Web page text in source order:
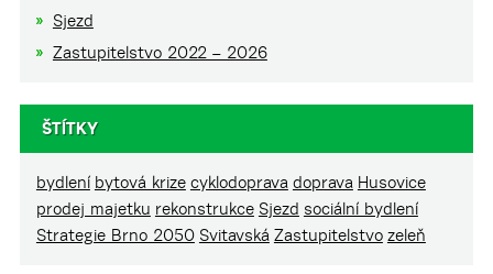
Sjezd
Zastupitelstvo 2022 – 2026
ŠTÍTKY
bydlení bytová krize cyklodoprava doprava Husovice
prodej majetku rekonstrukce Sjezd sociální bydlení
Strategie Brno 2050 Svitavská Zastupitelstvo zeleň